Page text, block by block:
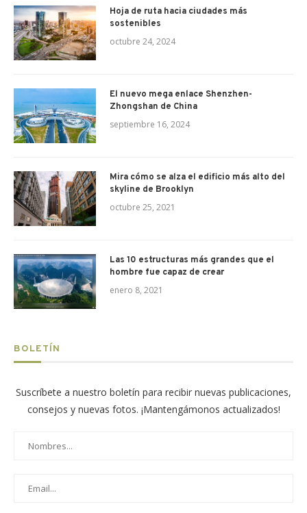
Hoja de ruta hacia ciudades más
sostenibles
octubre 24, 2024
El nuevo mega enlace Shenzhen-
Zhongshan de China
septiembre 16, 2024
Mira cómo se alza el edificio más alto del
skyline de Brooklyn
octubre 25, 2021
Las 10 estructuras más grandes que el
hombre fue capaz de crear
enero 8, 2021
BOLETÍN
Suscríbete a nuestro boletín para recibir nuevas publicaciones,
consejos y nuevas fotos. ¡Mantengámonos actualizados!